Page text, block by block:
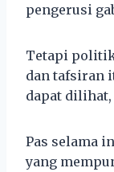
pengerusi
Tetapi
dan tafsiran
dapat dilihat,
Pas selama
yang